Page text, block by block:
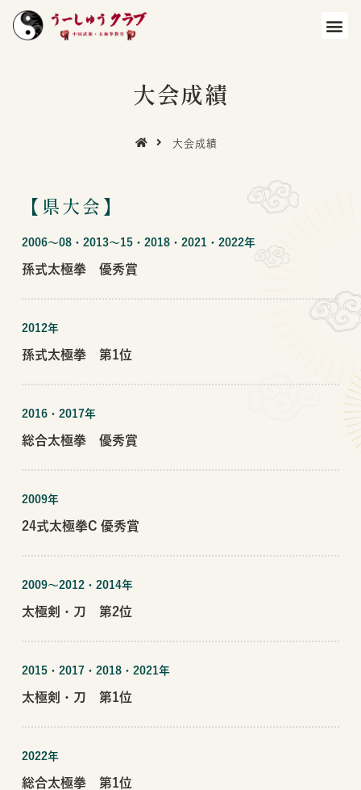
大会成績
大会成績
【県大会】
2006〜08・2013〜15・2018・2021・2022年
孫式太極拳 優秀賞
2012年
孫式太極拳 第1位
2016・2017年
総合太極拳 優秀賞
2009年
24式太極拳C 優秀賞
2009〜2012・2014年
太極剣・刀 第2位
2015・2017・2018・2021年
太極剣・刀 第1位
2022年
総合太極拳 第1位